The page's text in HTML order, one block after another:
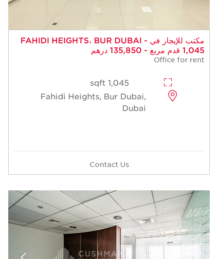
مكتب للإيجار في FAHIDI HEIGHTS، BUR DUBAI -
1,045 قدم مربع - 135,850 درهم
Office for rent
1,045 sqft
Fahidi Heights, Bur Dubai,
Dubai
Contact Us